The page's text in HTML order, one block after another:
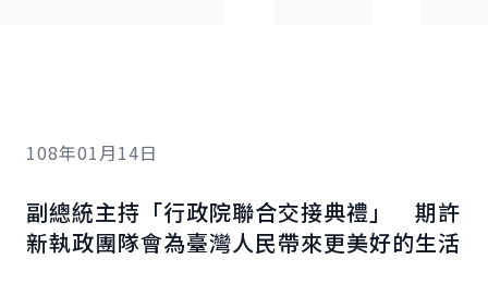
108年01月14日
副總統主持「行政院聯合交接典禮」 期許
新執政團隊會為臺灣人民帶來更美好的生活